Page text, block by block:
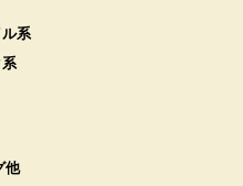
系
他